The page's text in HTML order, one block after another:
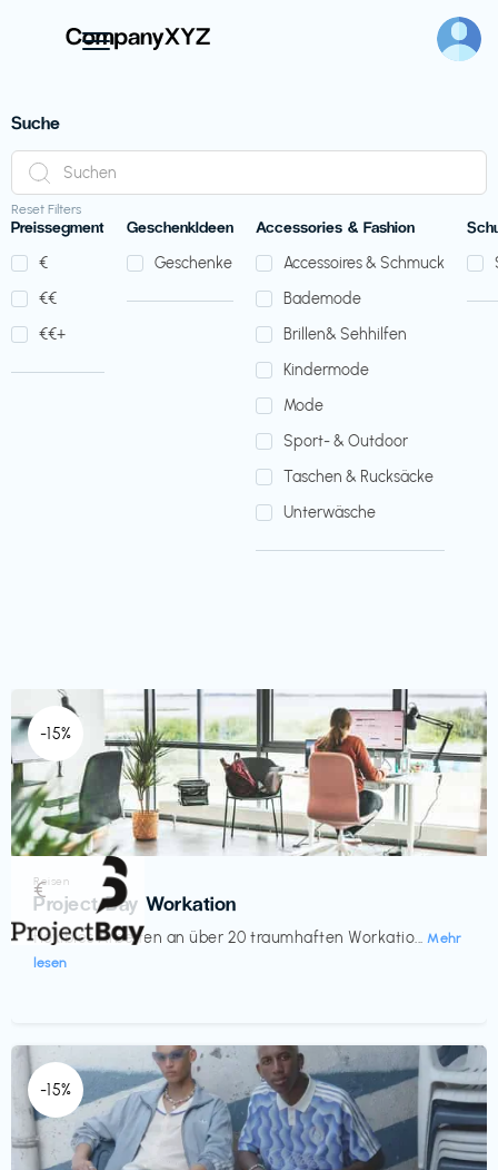
Suche
Reset Filters
Preissegment
€‎
€‎€‎
€‎€‎+
GeschenkIdeen
Geschenke
Accessories & Fashion
Accessoires & Schmuck
Bademode
Brillen& Sehhilfen
Kindermode
Mode
Sport- & Outdoor
Taschen & Rucksäcke
Unterwäsche
-15%
Reisen
Project Bay Workation
flexibles Arbeiten an über 20 traumhaften Workatio... Mehr
lesen
€‎
-15%